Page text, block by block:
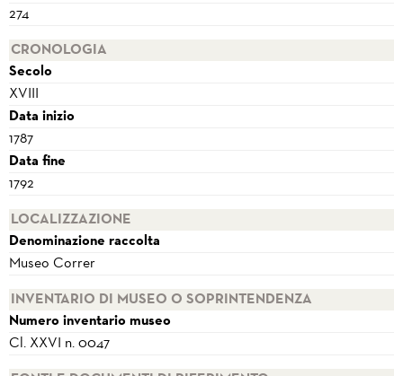
274
CRONOLOGIA
Secolo
XVIII
Data inizio
1787
Data fine
1792
LOCALIZZAZIONE
Denominazione raccolta
Museo Correr
INVENTARIO DI MUSEO O SOPRINTENDENZA
Numero inventario museo
Cl. XXVI n. 0047